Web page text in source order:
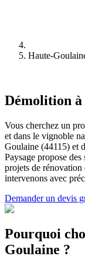
Haute-
Démolition
Vous cherchez un
et dans le vignoble
Goulaine (44115) et
Paysage propose
projets de rénovation
intervenons avec
Demander un devis
Pourquoi
Goulaine ?